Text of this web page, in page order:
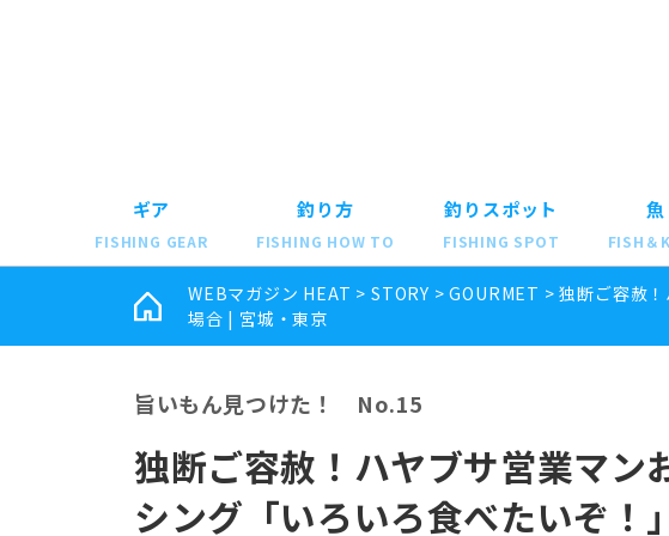
ギア
FISHING GEAR
釣り方
FISHING HOW TO
釣りスポット
FISHING SPOT FISH＆
WEBマガジン HEAT >STORY >GOURMET >独断ご容赦
場合 | 宮城・東京
旨いもん見つけた！ No.15
独断ご容赦！ハヤブサ営業マン
シング「いろいろ食べたいぞ！